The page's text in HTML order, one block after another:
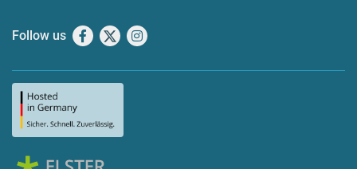
Follow us Facebook
X Instagram